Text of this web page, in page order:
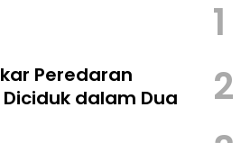
Peredaran
dalam Dua
1
2